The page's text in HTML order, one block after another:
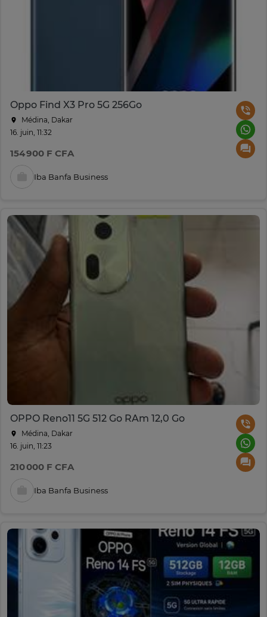
Oppo Find X3 Pro 5G 256Go
Médina, Dakar
16. juin, 11:32
154 900 F CFA
Iba Banfa Business
OPPO Reno11 5G 512 Go RAm 12,0 Go
Médina, Dakar
16. juin, 11:23
210 000 F CFA
Iba Banfa Business